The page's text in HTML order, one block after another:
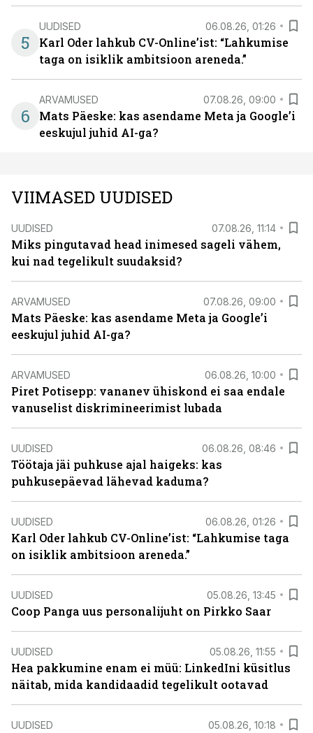
5
UUDISED 06.08.26, 01:26
Karl Oder lahkub CV-Online’ist: “Lahkumise
taga on isiklik ambitsioon areneda.”
6
ARVAMUSED 07.08.26, 09:00
Mats Päeske: kas asendame Meta ja Google’i
eeskujul juhid AI-ga?
VIIMASED UUDISED
UUDISED 07.08.26, 11:14
Miks pingutavad head inimesed sageli vähem,
kui nad tegelikult suudaksid?
ARVAMUSED 07.08.26, 09:00
Mats Päeske: kas asendame Meta ja Google’i
eeskujul juhid AI-ga?
ARVAMUSED 06.08.26, 10:00
Piret Potisepp: vananev ühiskond ei saa endale
vanuselist diskrimineerimist lubada
UUDISED 06.08.26, 08:46
Töötaja jäi puhkuse ajal haigeks: kas
puhkusepäevad lähevad kaduma?
UUDISED 06.08.26, 01:26
Karl Oder lahkub CV-Online’ist: “Lahkumise taga
on isiklik ambitsioon areneda.”
UUDISED 05.08.26, 13:45
Coop Panga uus personalijuht on Pirkko Saar
UUDISED 05.08.26, 11:55
Hea pakkumine enam ei müü: LinkedIni küsitlus
näitab, mida kandidaadid tegelikult ootavad
UUDISED 05.08.26, 10:18